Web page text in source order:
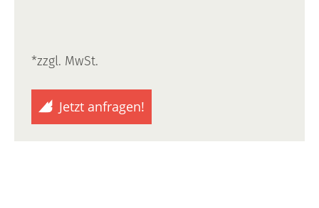
*zzgl. MwSt.
Jetzt anfragen!